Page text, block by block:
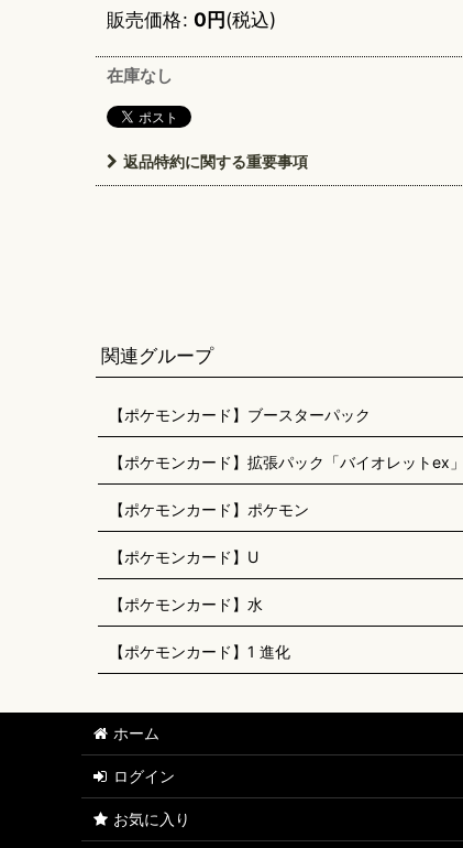
販売価格: 0円(税込)
在庫なし
返品特約に関する重要事項
関連グループ
【ポケモンカード】ブースターパック
【ポケモンカード】拡張パック「バイオレットex」
【ポケモンカード】ポケモン
【ポケモンカード】U
【ポケモンカード】水
【ポケモンカード】1 進化
ホーム
ログイン
お気に入り